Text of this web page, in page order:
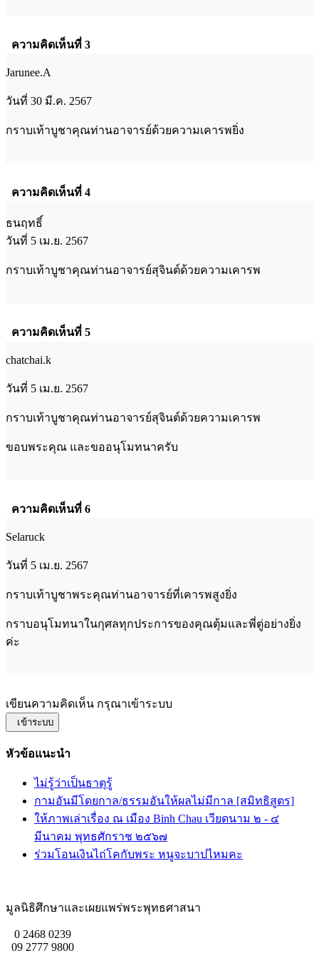
ความคิดเห็นที่ 3
Jarunee.A
วันที่ 30 มี.ค. 2567
กราบเท้าบูชาคุณท่านอาจารย์ด้วยความเคารพยิ่ง
ความคิดเห็นที่ 4
ธนฤทธิ์
วันที่ 5 เม.ย. 2567
กราบเท้าบูชาคุณท่านอาจารย์สุจินต์ด้วยความเคารพ
ความคิดเห็นที่ 5
chatchai.k
วันที่ 5 เม.ย. 2567
กราบเท้าบูชาคุณท่านอาจารย์สุจินต์ด้วยความเคารพ
ขอบพระคุณ และขออนุโมทนาครับ
ความคิดเห็นที่ 6
Selaruck
วันที่ 5 เม.ย. 2567
กราบเท้าบูชาพระคุณท่านอาจารย์ที่เคารพสูงยิ่ง
กราบอนุโมทนาในกุศลทุกประการของคุณตุ้มและพี่ตู่อย่างยิ่ง
ค่ะ
เขียนความคิดเห็น กรุณาเข้าระบบ
เข้าระบบ
หัวข้อแนะนำ
ไม่รู้ว่าเป็นธาตุรู้
กามอันมีโดยกาล/ธรรมอันให้ผลไม่มีกาล [สมิทธิสูตร]
ให้ภาพเล่าเรื่อง ณ เมือง Binh Chau เวียดนาม ๒ - ๔
มีนาคม พุทธศักราช ๒๕๖๗
ร่วมโอนเงินไถ่โคกับพระ หนูจะบาปไหมคะ
มูลนิธิศึกษาและเผยแพร่พระพุทธศาสนา
0 2468 0239
09 2777 9800